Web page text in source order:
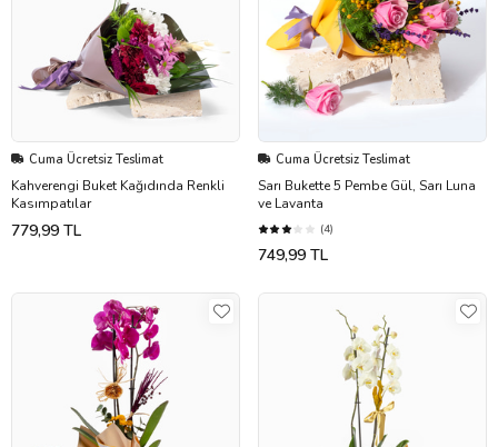
Cuma Ücretsiz Teslimat
Kahverengi Buket Kağıdında Renkli
Kasımpatılar
779,99 TL
Cuma Ücretsiz Teslimat
Sarı Bukette 5 Pembe Gül, Sarı Luna
ve Lavanta
(4)
749,99 TL